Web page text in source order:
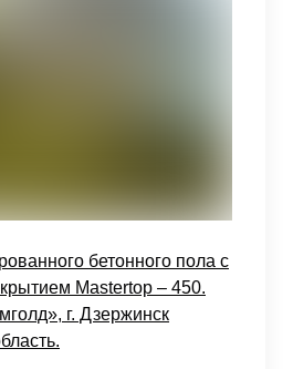
бетонного пола с
Mastertop – 450.
г. Дзержинск